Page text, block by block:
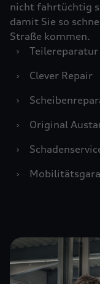
nicht fahrtüchtig
damit Sie so
Straße kommen.
›
Teilereparatur
›
Clever Repair
›
›
Original
›
›